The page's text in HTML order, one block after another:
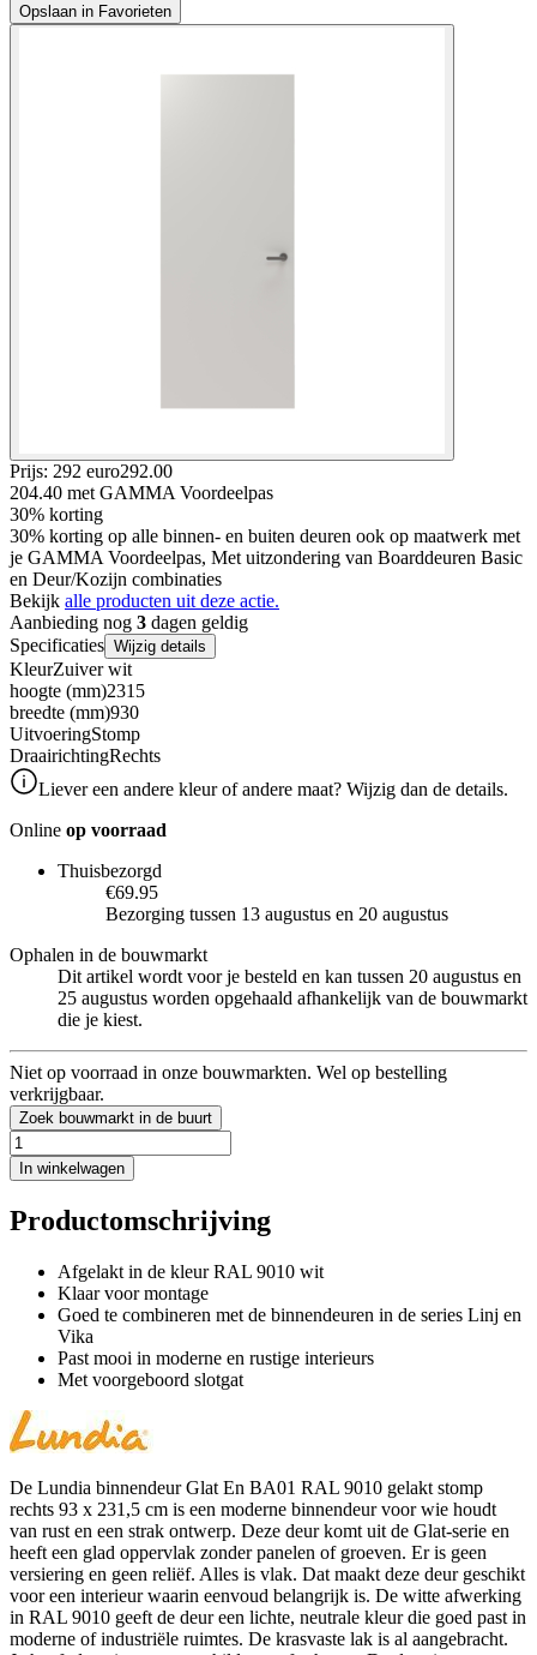
Opslaan in Favorieten
Prijs: 292 euro292.00
204.40 met GAMMA Voordeelpas
30% korting
30% korting op alle binnen- en buiten deuren ook op maatwerk met
je GAMMA Voordeelpas, Met uitzondering van Boarddeuren Basic
en Deur/Kozijn combinaties
Bekijk alle producten uit deze actie.
Aanbieding nog 3 dagen geldig
Specificaties Wijzig details
KleurZuiver wit
hoogte (mm)2315
breedte (mm)930
UitvoeringStomp
DraairichtingRechts
Liever een andere kleur of andere maat? Wijzig dan de details.
Online op voorraad
Thuisbezorgd
€69.95
Bezorging tussen 13 augustus en 20 augustus
Ophalen in de bouwmarkt
Dit artikel wordt voor je besteld en kan tussen 20 augustus en
25 augustus worden opgehaald afhankelijk van de bouwmarkt
die je kiest.
Niet op voorraad in onze bouwmarkten. Wel op bestelling
verkrijgbaar.
Zoek bouwmarkt in de buurt
In winkelwagen
Productomschrijving
Afgelakt in de kleur RAL 9010 wit
Klaar voor montage
Goed te combineren met de binnendeuren in de series Linj en
Vika
Past mooi in moderne en rustige interieurs
Met voorgeboord slotgat
De Lundia binnendeur Glat En BA01 RAL 9010 gelakt stomp
rechts 93 x 231,5 cm is een moderne binnendeur voor wie houdt
van rust en een strak ontwerp. Deze deur komt uit de Glat-serie en
heeft een glad oppervlak zonder panelen of groeven. Er is geen
versiering en geen reliëf. Alles is vlak. Dat maakt deze deur geschikt
voor een interieur waarin eenvoud belangrijk is. De witte afwerking
in RAL 9010 geeft de deur een lichte, neutrale kleur die goed past in
moderne of industriële ruimtes. De krasvaste lak is al aangebracht.